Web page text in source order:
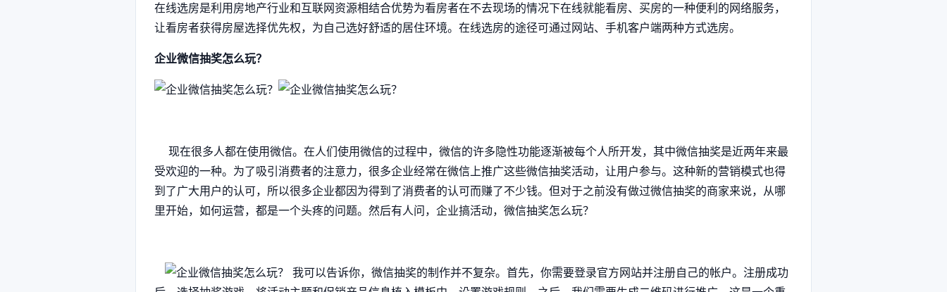
在线选房是利用房地产行业和互联网资源相结合优势为看房者在不去现场的情况下在线就能看房、买房的一种便利的网络服务，
让看房者获得房屋选择优先权，为自己选好舒适的居住环境。在线选房的途径可通过网站、手机客户端两种方式选房。
企业微信抽奖怎么玩？
现在很多人都在使用微信。在人们使用微信的过程中，微信的许多隐性功能逐渐被每个人所开发，其中微信抽奖是近两年来最
受欢迎的一种。为了吸引消费者的注意力，很多企业经常在微信上推广这些微信抽奖活动，让用户参与。这种新的营销模式也得
到了广大用户的认可，所以很多企业都因为得到了消费者的认可而赚了不少钱。但对于之前没有做过微信抽奖的商家来说，从哪
里开始，如何运营，都是一个头疼的问题。然后有人问，企业搞活动，微信抽奖怎么玩？
我可以告诉你，微信抽奖的制作并不复杂。首先，你需要登录官方网站并注册自己的帐户。注册成功